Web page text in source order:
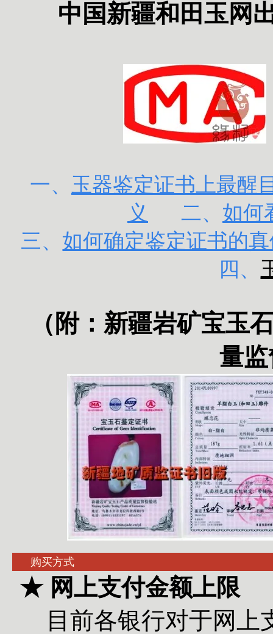
中国新疆和田玉网
一、 玉器鉴定证书上最醒
义
二、 如何
三、 如何确定鉴定证书的
四、
（附： 新疆岩矿宝玉
量
购买方式
★ 网上支付金额上限
目前各银行对于网